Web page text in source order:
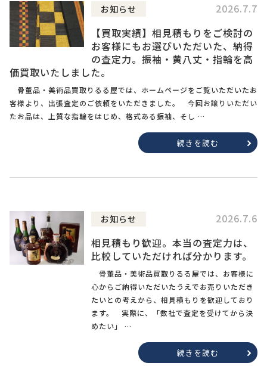
お知らせ
2026.7.7
【買取実績】相見積もりをご検討の
お客様にもお選びいただいた、納得
の査定力。振袖・黄八丈・指輪を高
価買取いたしました。
骨董品・美術品買取りるる屋では、ホームページをご覧いただいたお
客様より、出張査定のご依頼をいただきました。 今回お譲りいただい
たお品は、上質な指輪をはじめ、格式ある振袖、そし …
続きを読む
お知らせ
2026.7.6
相見積もり歓迎。本当の査定力は、
比較していただければ分かります。
骨董品・美術品買取りるる屋では、お客様に
心からご納得いただいたうえでお売りいただき
たいとの考えから、相見積もりを歓迎しており
ます。 実際に、「数社で査定を受けてから決
めたい」 …
続きを読む